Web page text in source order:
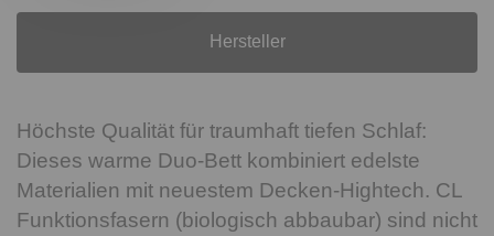
Hersteller
Höchste Qualität für traumhaft tiefen Schlaf:
Dieses warme Duo-Bett kombiniert edelste
Materialien mit neuestem Decken-Hightech. CL
Funktionsfasern (biologisch abbaubar) sind nicht